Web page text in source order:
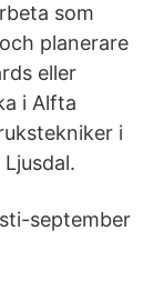
som
planerare
eller
i Alfta
i
september